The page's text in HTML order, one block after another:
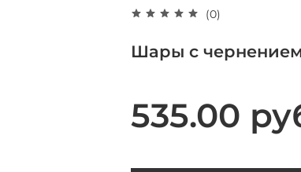
(0)
Шары с
535.00